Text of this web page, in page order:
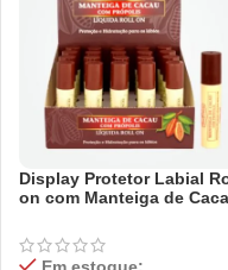
Display Protetor Labial
on com Manteiga de